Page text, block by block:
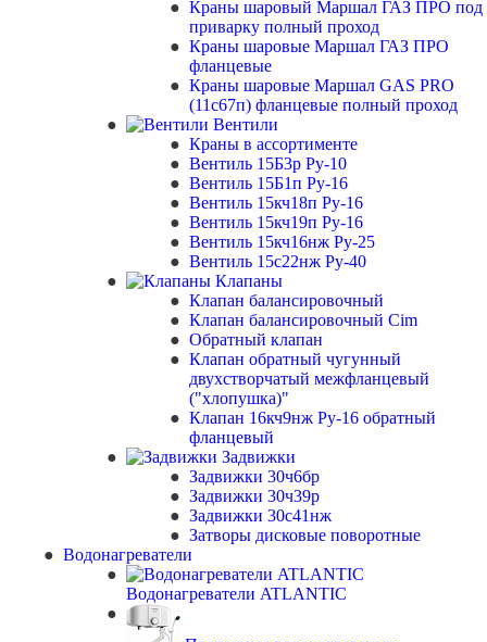
Краны шаровый Маршал ГАЗ ПРО под
приварку полный проход
Краны шаровые Маршал ГАЗ ПРО
фланцевые
Краны шаровые Маршал GAS PRO
(11с67п) фланцевые полный проход
Вентили
Краны в ассортименте
Вентиль 15Б3р Ру-10
Вентиль 15Б1п Ру-16
Вентиль 15кч18п Ру-16
Вентиль 15кч19п Ру-16
Вентиль 15кч16нж Ру-25
Вентиль 15с22нж Ру-40
Клапаны
Клапан балансировочный
Клапан балансировочный Cim
Обратный клапан
Клапан обратный чугунный
двухстворчатый межфланцевый
("хлопушка)"
Клапан 16кч9нж Ру-16 обратный
фланцевый
Задвижки
Задвижки 30ч6бр
Задвижки 30ч39р
Задвижки 30с41нж
Затворы дисковые поворотные
Водонагреватели
Водонагреватели ATLANTIC